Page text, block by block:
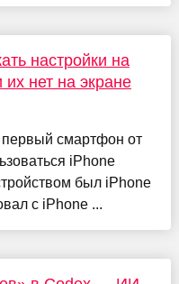
настройки на
нет на экране
первый смартфон от
iPhone
был iPhone
с iPhone ...